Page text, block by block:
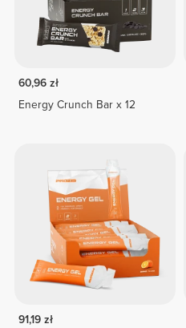
60,96 zł
Energy Crunch Bar x 12
91,19 zł